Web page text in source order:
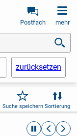
Postfach mehr
zurücksetzen
Suche speichern Sortierung
automatische